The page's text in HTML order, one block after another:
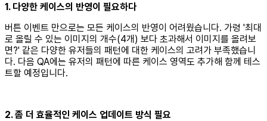
1. 다양한 케이스의 반영이 필요하다
버튼 이벤트 만으로는 모든 케이스의 반영이 어려웠습니다. 가령 '최대
로 올릴 수 있는 이미지의 개수(4개) 보다 초과해서 이미지를 올려보
면?' 같은 다양한 유저들의 패턴에 대한 케이스의 고려가 부족했습니
다. 다음 QA에는 유저의 패턴에 따른 케이스 영역도 추가해 함께 테스
트할 예정입니다.
2. 좀 더 효율적인 케이스 업데이트 방식 필요